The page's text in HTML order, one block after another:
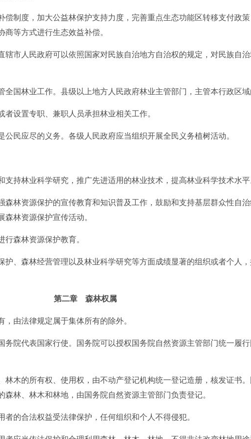
度，加大公益林保护支持力度，完善重点生态功能区转移支付政策
等方式进行生态效益补偿。
人民政府可以依照国家对民族自治地方自治权的规定，对民族自治
林业工作。县级以上地方人民政府林业主管部门，主管本行政区域
设置专职、兼职人员承担林业相关工作。
应尽的义务。各级人民政府应当组织开展全民义务植树活动。
林业科学研究，推广先进适用的林业技术，提高林业科学技术水平
资源保护的宣传教育和知识普及工作，鼓励和支持基层群众性自治
林资源保护宣传活动。
森林资源保护教育。
森林经营管理以及林业科学研究等方面成绩显著的组织或者个人，
第二章 森林权属
法律规定属于集体所有的除外。
院代表国家行使。国务院可以授权国务院自然资源主管部门统一履
的所有权、使用权，由不动产登记机构统一登记造册，核发证书。
林、林木和林地，由国务院自然资源主管部门负责登记。
的合法权益受法律保护，任何组织和个人不得侵犯。